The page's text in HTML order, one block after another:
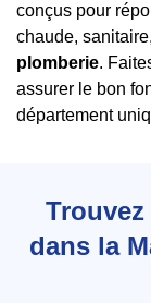
conçus pour
chaude,
plomberie.
assurer le bon
département
dans la